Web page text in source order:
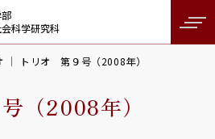
会科学研究科
トリオ 第９号（2008年）
（2008年）